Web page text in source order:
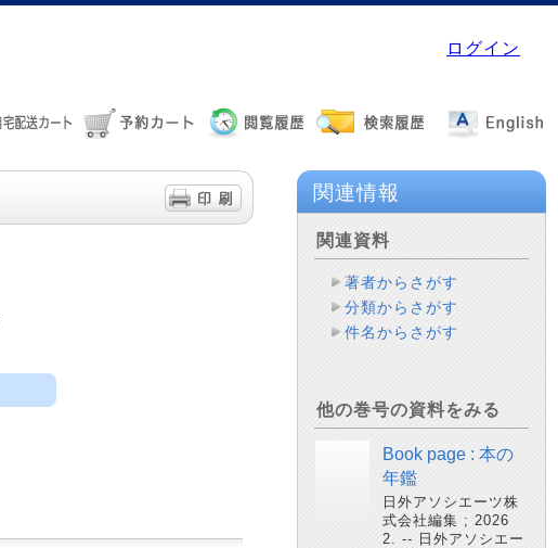
ログイン
関連情報
関連資料
著者からさがす
分類からさがす
件名からさがす
他の巻号の資料をみる
Book page : 本の
年鑑
日外アソシエーツ株
式会社編集 ; 2026
2. -- 日外アソシエー